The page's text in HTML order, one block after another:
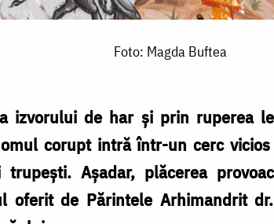
Foto: Magda Buftea
izvorului de har şi prin ruperea
corupt intră într-un cerc
Aşadar, plăcerea
oferit de Părintele Arhimandrit